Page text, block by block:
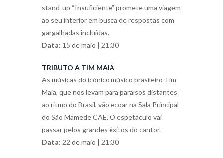
stand-up “Insuficiente” promete uma viagem
ao seu interior em busca de respostas com
gargalhadas incluídas.
Data: 15 de maio | 21:30
TRIBUTO A TIM MAIA
As músicas do icónico músico brasileiro Tim
Maia, que nos levam para paraísos distantes
ao ritmo do Brasil, vão ecoar na Sala Principal
do São Mamede CAE. O espetáculo vai
passar pelos grandes êxitos do cantor.
Data: 22 de maio | 21:30